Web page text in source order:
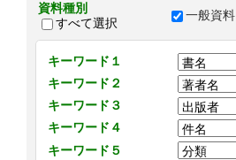
資料種別
すべて選択
一般資料
キーワード１
キーワード２
キーワード３
キーワード４
キーワード５